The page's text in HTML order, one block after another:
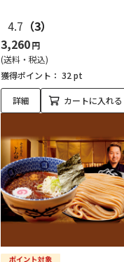
4.7 （3）
3,260円
(送料・税込)
獲得ポイント： 32 pt
詳細 カートに入れる